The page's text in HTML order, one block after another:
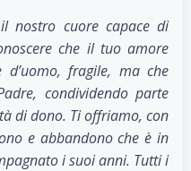
nostro cuore capace di
che il tuo amore
fragile, ma che
condividendo parte
di dono. Ti offriamo, con
e abbandono che è in
i suoi anni. Tutti i